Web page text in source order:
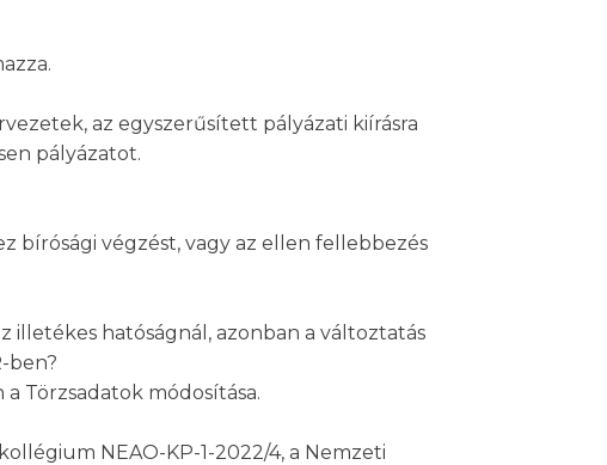
az egyszerűsített pályázati kiírásra
pályázatot.
bírósági végzést, vagy az ellen fellebbezés
illetékes hatóságnál, azonban a változtatás
ben?
Törzsadatok módosítása.
NEAO-KP-1-2022/4, a Nemzeti